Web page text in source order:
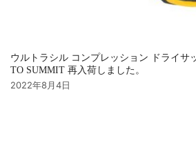
ウルトラシル コンプレッション ドライサ
TO SUMMIT 再入荷しました。
2022年8月4日